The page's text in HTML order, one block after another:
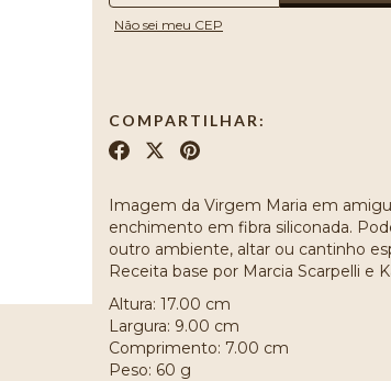
Não sei meu CEP
COMPARTILHAR:
Imagem da Virgem Maria em
enchimento em fibra siliconada.
outro ambiente, altar ou cantinho
Receita base por Marcia Scarpelli e
Altura: 17.00 cm
Largura: 9.00 cm
Comprimento: 7.00 cm
Peso: 60 g